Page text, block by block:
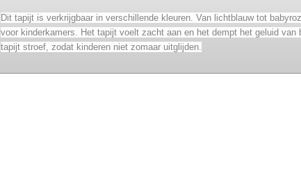
Dit tapijt is verkrijgbaar in verschillende kleuren. Van lichtblauw tot
voor kinderkamers. Het tapijt voelt zacht aan en het dempt het geluid van
tapijt stroef, zodat kinderen niet zomaar uitglijden.